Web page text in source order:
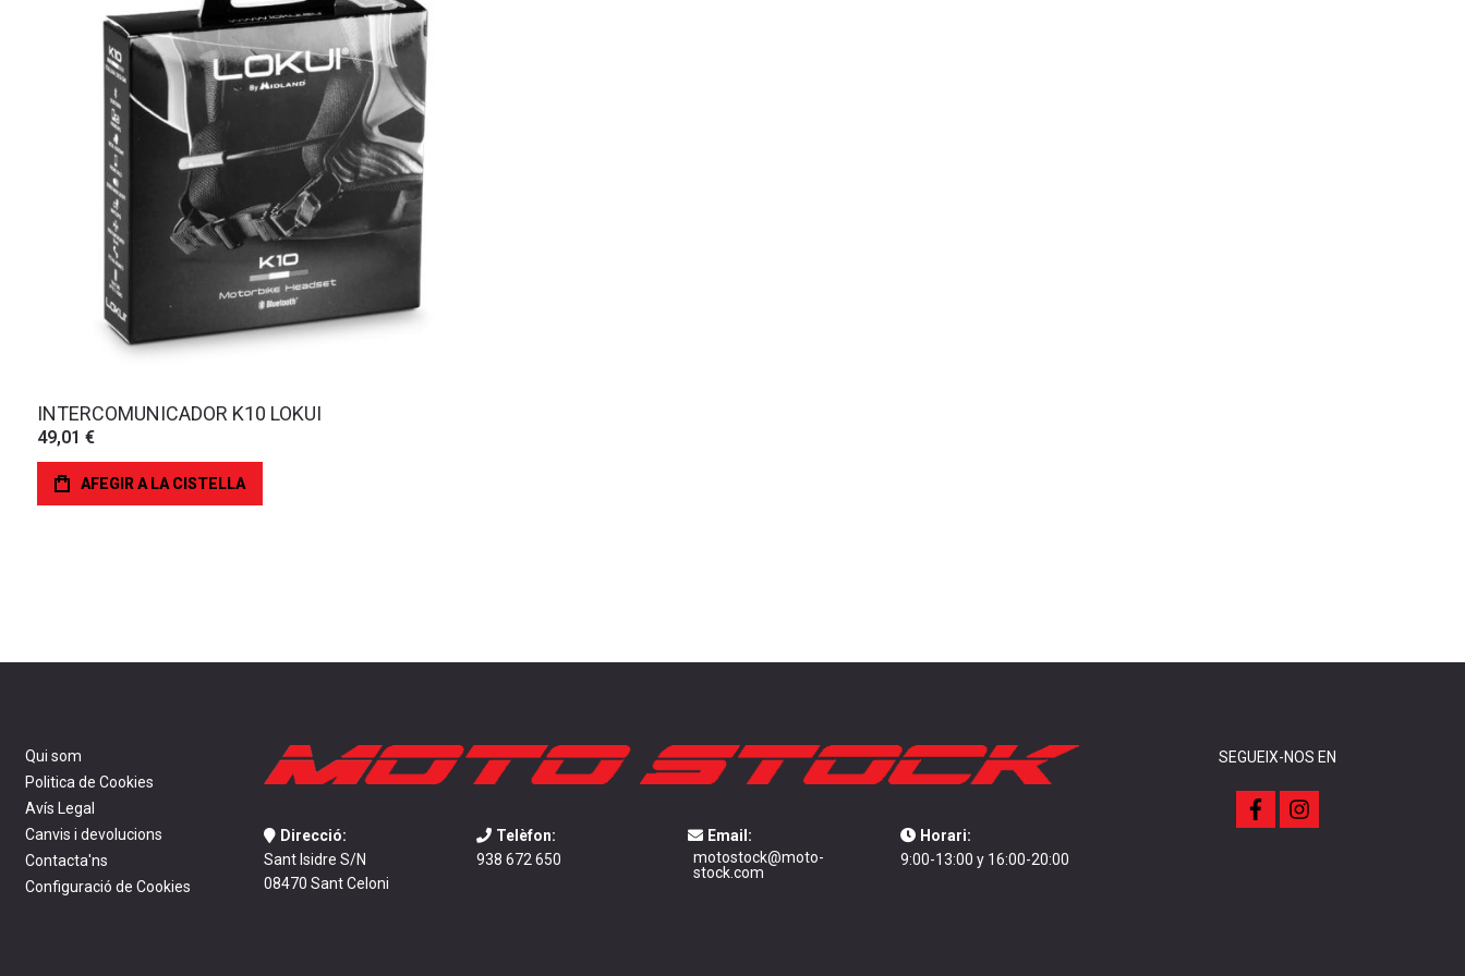
INTERCOMUNICADOR K10 LOKUI
49,01 €
AFEGIR A LA CISTELLA
Qui som
Politica de Cookies
Avís Legal
Canvis i devolucions
Contacta'ns
Configuració de Cookies
Direcció:
Sant Isidre S/N
08470 Sant Celoni
Telèfon:
938 672 650
Email:
motostock@moto-
stock.com
Horari:
9:00-13:00 y 16:00-20:00
SEGUEIX-NOS EN
f
a
i
n